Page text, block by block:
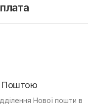
Поштою
Нової пошти в